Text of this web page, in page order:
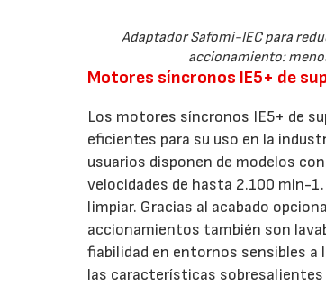
Adaptador Safomi-IEC para
accionamiento:
Motores síncronos IE5+ de
Los motores síncronos IE5+ de
eficientes para su uso en la
usuarios disponen de modelos
velocidades de hasta 2.100 min-
limpiar. Gracias al acabado
accionamientos también son
fiabilidad en entornos sensibles a
las características